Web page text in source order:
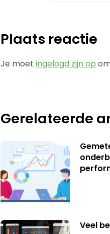
Plaats reactie
Je moetingelogd zijn op
Gerelateerde
Veel